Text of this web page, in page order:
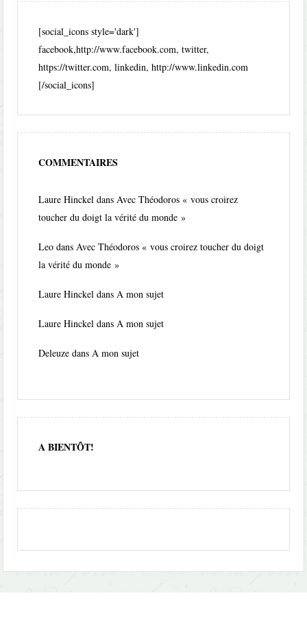
[social_icons style='dark']
facebook,http://www.facebook.com, twitter,
https://twitter.com, linkedin, http://www.linkedin.com
[/social_icons]
COMMENTAIRES
Laure Hinckel dansAvec Théodoros « vous croirez
toucher du doigt la vérité du monde »
Leo dansAvec Théodoros « vous croirez toucher du doigt
la vérité du monde »
Laure Hinckel dansA mon sujet
Laure Hinckel dansA mon sujet
Deleuze dansA mon sujet
A BIENTÔT!